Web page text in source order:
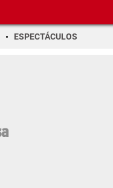
ESPECTÁCULOS